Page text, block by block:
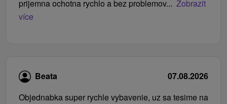
prijemna ochotna rychlo a bez problemov... Zobrazit
více
Beata
07.08.2026
Objednabka super rychle vybavenie, uz sa tesime na